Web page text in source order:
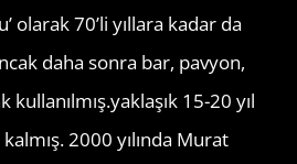
olarak 70’li yıllara kadar da
daha sonra bar, pavyon,
15-20 yıl
2000 yılında Murat